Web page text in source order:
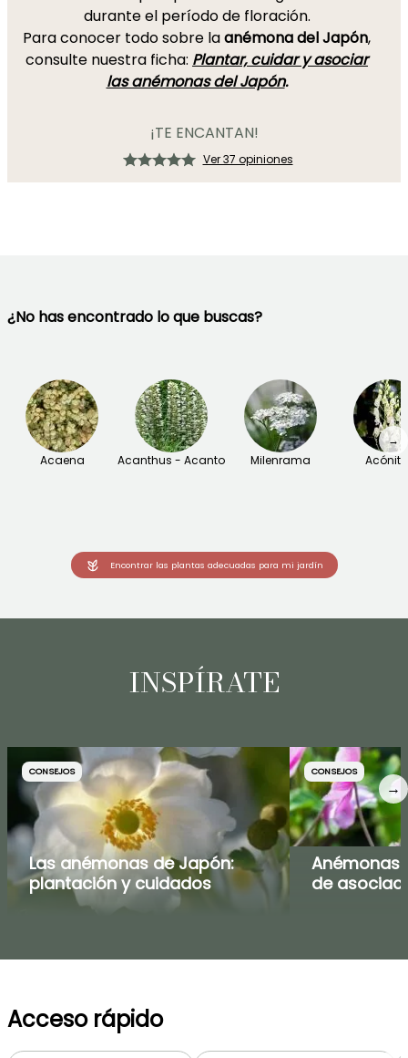
durante el período de floración.
Para conocer todo sobre laanémona del Japón,
consulte nuestra ficha: Plantar, cuidar y asociar
las anémonas del Japón.
¡TE ENCANTAN!
Ver 37 opiniones
¿No has encontrado lo que buscas?
Acaena Acanthus - Acanto Milenrama
→
Encontrar las plantas adecuadas para mi jardín
INSPÍRATE
CONSEJOS
Las anémonas de Japón:
plantación y cuidados
CONSEJOS
Anémonas
de
→
Acceso rápido